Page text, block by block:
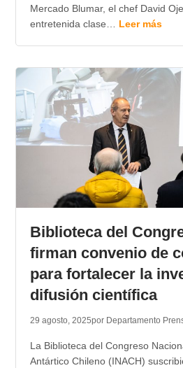
Mercado Blumar, el chef David
entretenida clase… Leer más
Biblioteca del
firman convenio de
para fortalecer la
difusión científica
29 agosto, 2025por Departamento
La Biblioteca del Congreso
Antártico Chileno (INACH)